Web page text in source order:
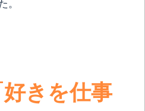
。
きを仕事